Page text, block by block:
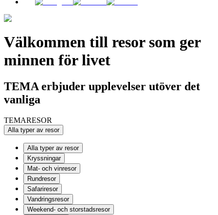
Välkommen till resor som ger
minnen för livet
TEMA erbjuder upplevelser utöver det
vanliga
TEMARESOR
Alla typer av resor
Alla typer av resor
Kryssningar
Mat- och vinresor
Rundresor
Safariresor
Vandringsresor
Weekend- och storstadsresor